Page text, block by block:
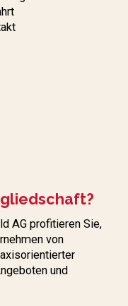
AG profitieren Sie,
von
und